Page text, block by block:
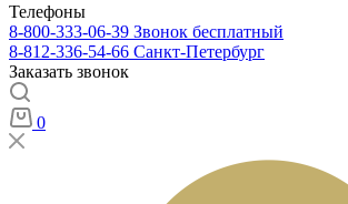
Телефоны
8-800-333-06-39 Звонок бесплатный
8-812-336-54-66 Санкт-Петербург
Заказать звонок
0